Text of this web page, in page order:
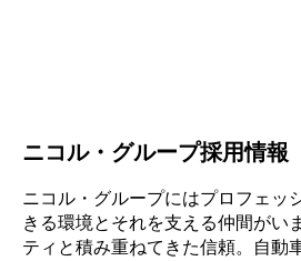
ニコル・グループ採用情報
ニコル・グループにはプロフェッ
きる環境とそれを支える仲間がい
ティと積み重ねてきた信頼。自動